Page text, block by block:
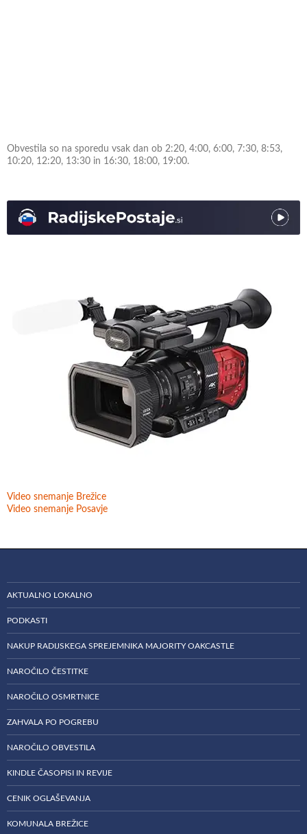
Obvestila so na sporedu vsak dan ob 2:20, 4:00, 6:00, 7:30, 8:53,
10:20, 12:20, 13:30 in 16:30, 18:00, 19:00.
Video snemanje Brežice
Video snemanje Posavje
AKTUALNO LOKALNO
PODKASTI
NAKUP RADIJSKEGA SPREJEMNIKA MAJORITY OAKCASTLE
NAROČILO ČESTITKE
NAROČILO OSMRTNICE
ZAHVALA PO POGREBU
NAROČILO OBVESTILA
KINDLE ČASOPISI IN REVIJE
CENIK OGLAŠEVANJA
KOMUNALA BREŽICE